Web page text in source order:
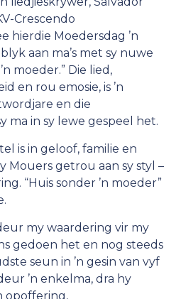
Crescendo
hierdie Moedersdag ’n
aan ma’s met sy nuwe
moeder.” Die lied,
en rou emosie, is ’n
en die
ma in sy lewe gespeel het.
is in geloof, familie en
Mouers getrou aan sy styl –
“Huis sonder ’n moeder”
my waardering vir my
gedoen het en nog steeds
seun in ’n gesin van vyf
’n enkelma, dra hy
opoffering,